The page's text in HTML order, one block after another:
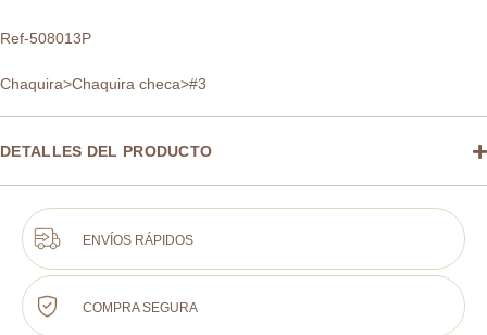
Ref-508013P
Chaquira>Chaquira checa>#3
DETALLES DEL PRODUCTO
ENVÍOS RÁPIDOS
COMPRA SEGURA